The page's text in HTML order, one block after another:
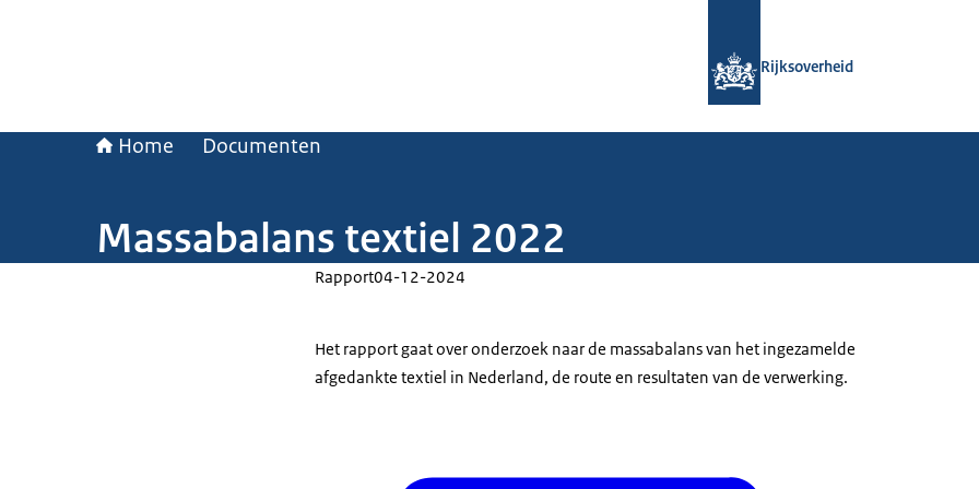
Rijksoverheid
Home Documenten
Massabalans textiel 2022
Rapport04-12-2024
Het rapport gaat over onderzoek naar de massabalans van het ingezamelde
afgedankte textiel in Nederland, de route en resultaten van de verwerking.